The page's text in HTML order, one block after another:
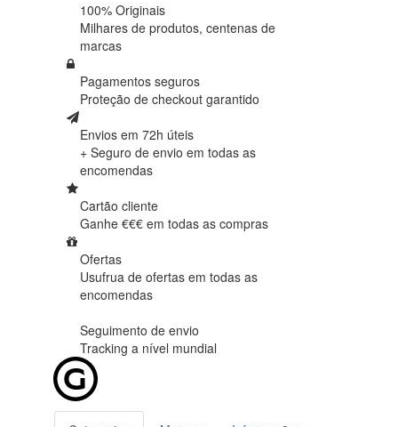
100% Originais
Milhares de produtos, centenas de
marcas
Pagamentos seguros
Proteção de checkout garantido
Envios em 72h úteis
+ Seguro de envio em todas as
encomendas
Cartão cliente
Ganhe €€€ em todas as compras
Ofertas
Usufrua de ofertas em todas as
encomendas
Seguimento de envio
Tracking a nível mundial